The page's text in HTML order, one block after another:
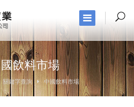
飲料市場
關鍵字查詢 中國飲料市場